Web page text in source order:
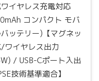
ワイヤレス充電対応
コンパクト モバ
ッテリー)【マグネッ
/ワイヤレス出力
/ USB-Cポート入出
技術基準適合】